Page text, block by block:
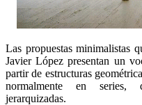
Las propuestas minimalistas
Javier López presentan un
partir de estructuras
normalmente en series,
jerarquizadas.